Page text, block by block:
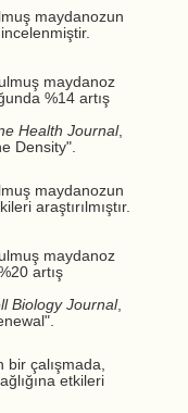
maydanozun
maydanoz
%14 artış
Health Journal,
Density".
maydanozun
araştırılmıştır.
maydanoz
artış
Biology Journal,
bir çalışmada,
etkileri